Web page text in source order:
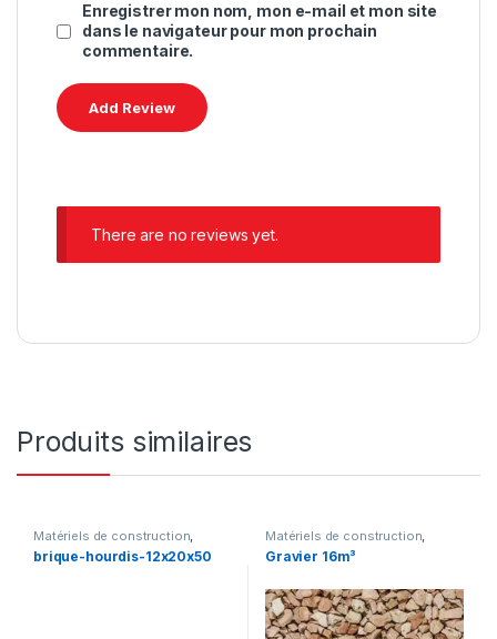
Enregistrer mon nom, mon e-mail et mon site
dans le navigateur pour mon prochain
commentaire.
There are no reviews yet.
Produits similaires
Matériels de construction,
Produits de gros œuvre
brique-hourdis-12x20x50
Matériels de construction,
Produits de gros œuvre
Gravier 16m³